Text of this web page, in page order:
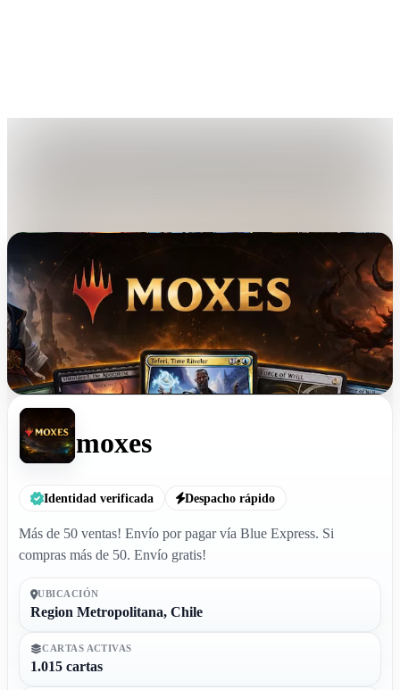
moxes
Identidad verificada Despacho rápido
Más de 50 ventas! Envío por pagar vía Blue Express. Si
compras más de 50. Envío gratis!
UBICACIÓN
Region Metropolitana, Chile
CARTAS ACTIVAS
1.015 cartas